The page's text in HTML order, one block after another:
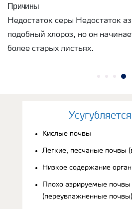
Причины
Недостаток серы Недостаток
подобный хлороз, но он
более старых листьях.
Кислые почвы
Легкие, песчаные почвы
Низкое содержание
Плохо аэрируемые почвы
(переувлажненные почвы)